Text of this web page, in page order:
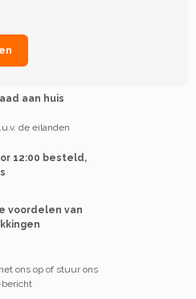
aan huis
de eilanden
12:00 besteld,
voordelen van
ons op of stuur ons